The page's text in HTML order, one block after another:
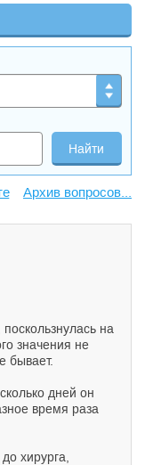
Архив вопросов...
на
значения не
бывает.
дней он
время раза
хирурга,